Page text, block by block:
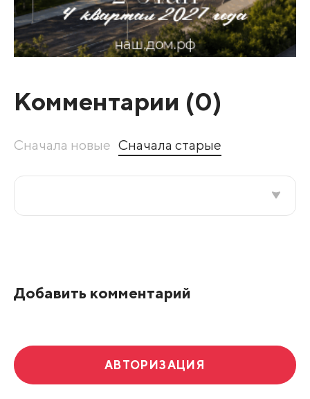
Комментарии (0)
Сначала новые Сначала старые
Добавить комментарий
АВТОРИЗАЦИЯ